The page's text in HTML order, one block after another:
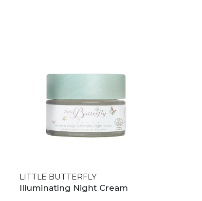
LITTLE BUTTERFLY
Illuminating Night Cream